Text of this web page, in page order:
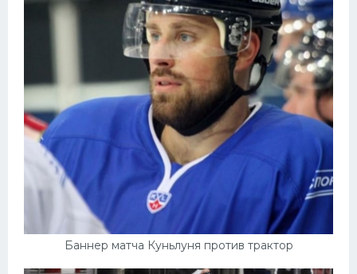
Баннер матча Куньлуня против трактор